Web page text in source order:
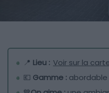
📍 Lieu : Voir sur la
💶 Gamme : abordable